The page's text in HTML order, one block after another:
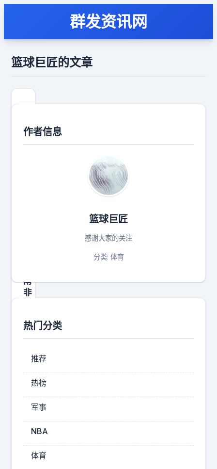
群发资讯网
篮球巨匠的文章
南
非
比
赛
让
预
测
从
玄
学
变
成
了
作者信息
篮球巨匠
感谢大家的关注
分类: 体育
热门分类
推荐
热榜
军事
NBA
体育